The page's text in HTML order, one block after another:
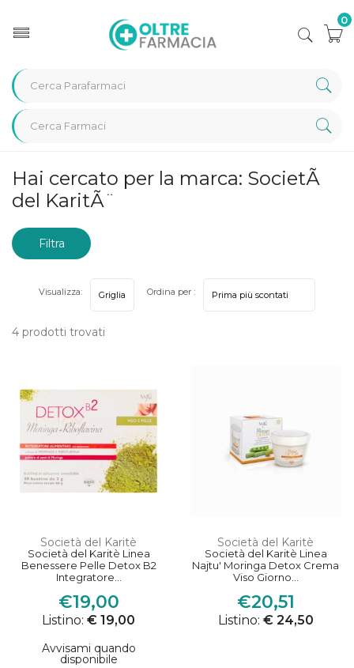
0
Home Marche parafarmaci SocietÃ del KaritÃ¨
Hai cercato per la marca: SocietÃ
del KaritÃ¨
Filtra
4 prodotti trovati
Visualizza: Ordina per :
Società del Karitè
Società del Karitè Linea
Benessere Pelle Detox B2
Integratore...
€19,00
Listino: € 19,00
Avvisami quando
disponibile
Società del Karitè
Società del Karitè Linea
Najtu' Moringa Detox Crema
Viso Giorno...
€20,51
Listino: € 24,50